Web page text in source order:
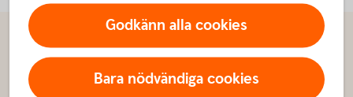
Godkänn alla cookies
Bara nödvändiga cookies
Sidfot
Hitta snabbt
Kontakta oss